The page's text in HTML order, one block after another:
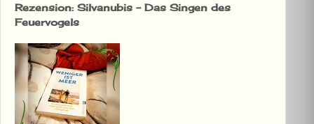
Rezension: Silvanubis – Das Singen des
Feuervogels